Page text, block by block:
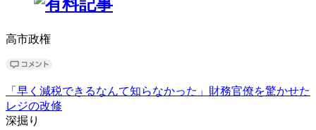
高市政権
「早く減税できるなんて知らなかった」財務官僚を驚かせた
レジの改修
深掘り